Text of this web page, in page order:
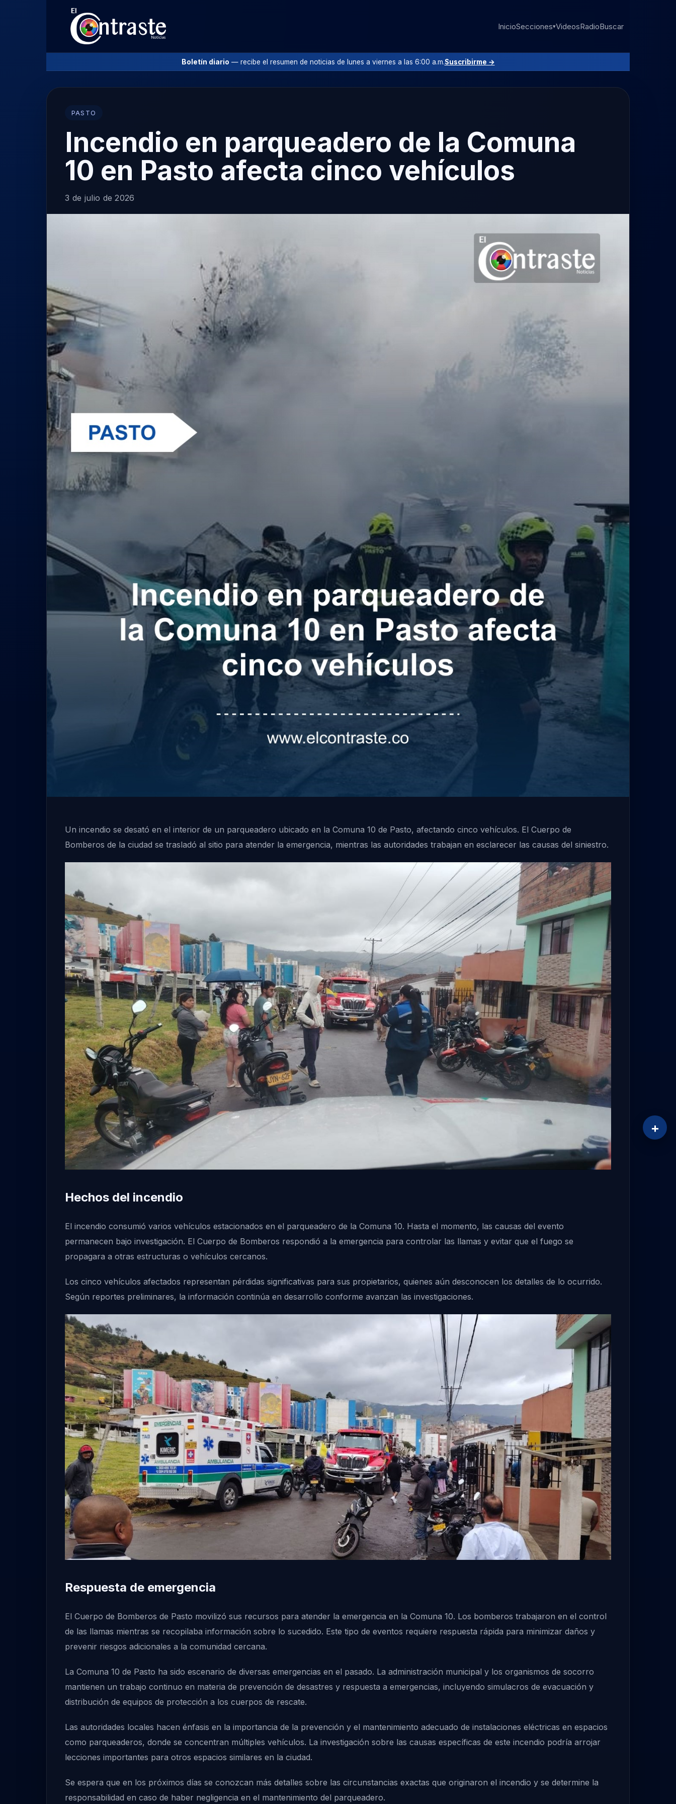
InicioSecciones▾VideosRadioBuscar
Boletín diario — recibe el resumen de noticias de lunes a viernes a las 6:00 a.m.Suscribirme →
PASTO
Incendio en parqueadero de la Comuna
10 en Pasto afecta cinco vehículos
3 de julio de 2026
Un incendio se desató en el interior de un parqueadero ubicado en la Comuna 10 de Pasto, afectando cinco vehículos. El Cuerpo de
Bomberos de la ciudad se trasladó al sitio para atender la emergencia, mientras las autoridades trabajan en esclarecer las causas del siniestro.
Hechos del incendio
El incendio consumió varios vehículos estacionados en el parqueadero de la Comuna 10. Hasta el momento, las causas del evento
permanecen bajo investigación. El Cuerpo de Bomberos respondió a la emergencia para controlar las llamas y evitar que el fuego se
propagara a otras estructuras o vehículos cercanos.
Los cinco vehículos afectados representan pérdidas significativas para sus propietarios, quienes aún desconocen los detalles de lo ocurrido.
Según reportes preliminares, la información continúa en desarrollo conforme avanzan las investigaciones.
Respuesta de emergencia
El Cuerpo de Bomberos de Pasto movilizó sus recursos para atender la emergencia en la Comuna 10. Los bomberos trabajaron en el control
de las llamas mientras se recopilaba información sobre lo sucedido. Este tipo de eventos requiere respuesta rápida para minimizar daños y
prevenir riesgos adicionales a la comunidad cercana.
La Comuna 10 de Pasto ha sido escenario de diversas emergencias en el pasado. La administración municipal y los organismos de socorro
mantienen un trabajo continuo en materia de prevención de desastres y respuesta a emergencias, incluyendo simulacros de evacuación y
distribución de equipos de protección a los cuerpos de rescate.
Las autoridades locales hacen énfasis en la importancia de la prevención y el mantenimiento adecuado de instalaciones eléctricas en espacios
como parqueaderos, donde se concentran múltiples vehículos. La investigación sobre las causas específicas de este incendio podría arrojar
lecciones importantes para otros espacios similares en la ciudad.
Se espera que en los próximos días se conozcan más detalles sobre las circunstancias exactas que originaron el incendio y se determine la
responsabilidad en caso de haber negligencia en el mantenimiento del parqueadero.
+